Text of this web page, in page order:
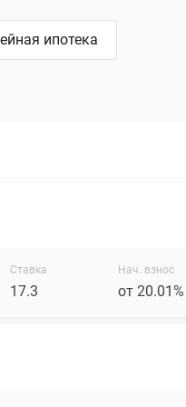
ипотека
Ставка
17.3
Нач. взнос
от 20.01%